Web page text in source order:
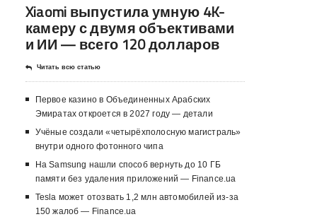
Xiaomi выпустила умную 4K-
камеру с двумя объективами
и ИИ — всего 120 долларов
Читать всю статью
Первое казино в Объединенных Арабских
Эмиратах откроется в 2027 году — детали
Учёные создали «четырёхполосную магистраль»
внутри одного фотонного чипа
На Samsung нашли способ вернуть до 10 ГБ
памяти без удаления приложений — Finance.ua
Tesla может отозвать 1,2 млн автомобилей из-за
150 жалоб — Finance.ua